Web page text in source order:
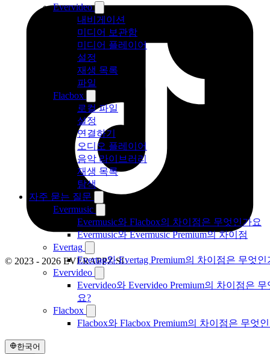
Evervideo
내비게이션
미디어 보관함
미디어 플레이어
설정
재생 목록
파일
Flacbox
로컬 파일
설정
연결하기
오디오 플레이어
음악 라이브러리
재생 목록
탐색
자주 묻는 질문
Evermusic
Evermusic와 Flacbox의 차이점은 무엇인가요
Evermusic와 Evermusic Premium의 차이점
Evertag
Evertag와 Evertag Premium의 차이점은 무엇인
Evervideo
Evervideo와 Evervideo Premium의 차이점은
요?
Flacbox
Flacbox와 Flacbox Premium의 차이점은 무엇
한국어
© 2023 - 2026 EVERAPPZ SL